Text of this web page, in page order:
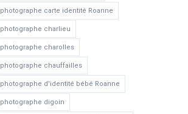
photographe carte identité Roanne
photographe charlieu
photographe charolles
photographe chauffailles
photographe d'identité bébé Roanne
photographe digoin